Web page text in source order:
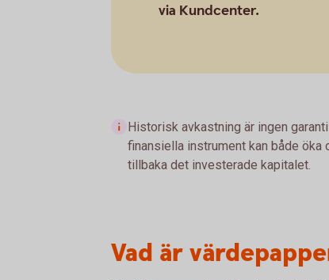
via Kundcenter.
Historisk avkastning är ingen
finansiella instrument kan både öka
tillbaka det investerade kapitalet.
Vad är